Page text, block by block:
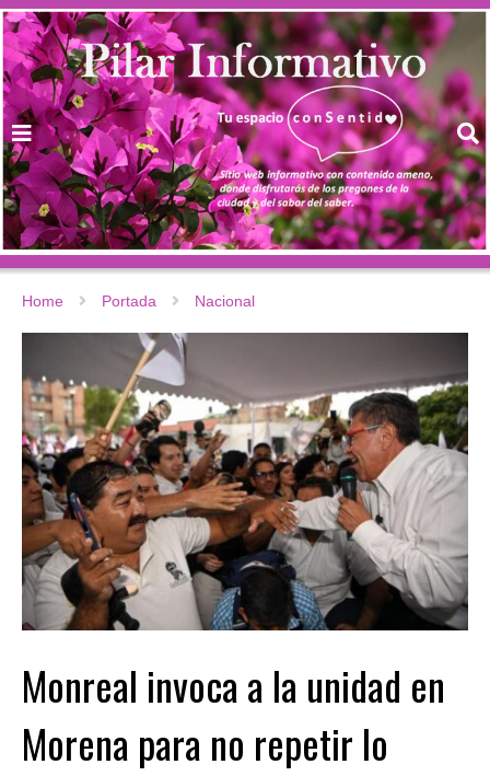
Home Portada Nacional
Monreal invoca a la unidad en
Morena para no repetir lo